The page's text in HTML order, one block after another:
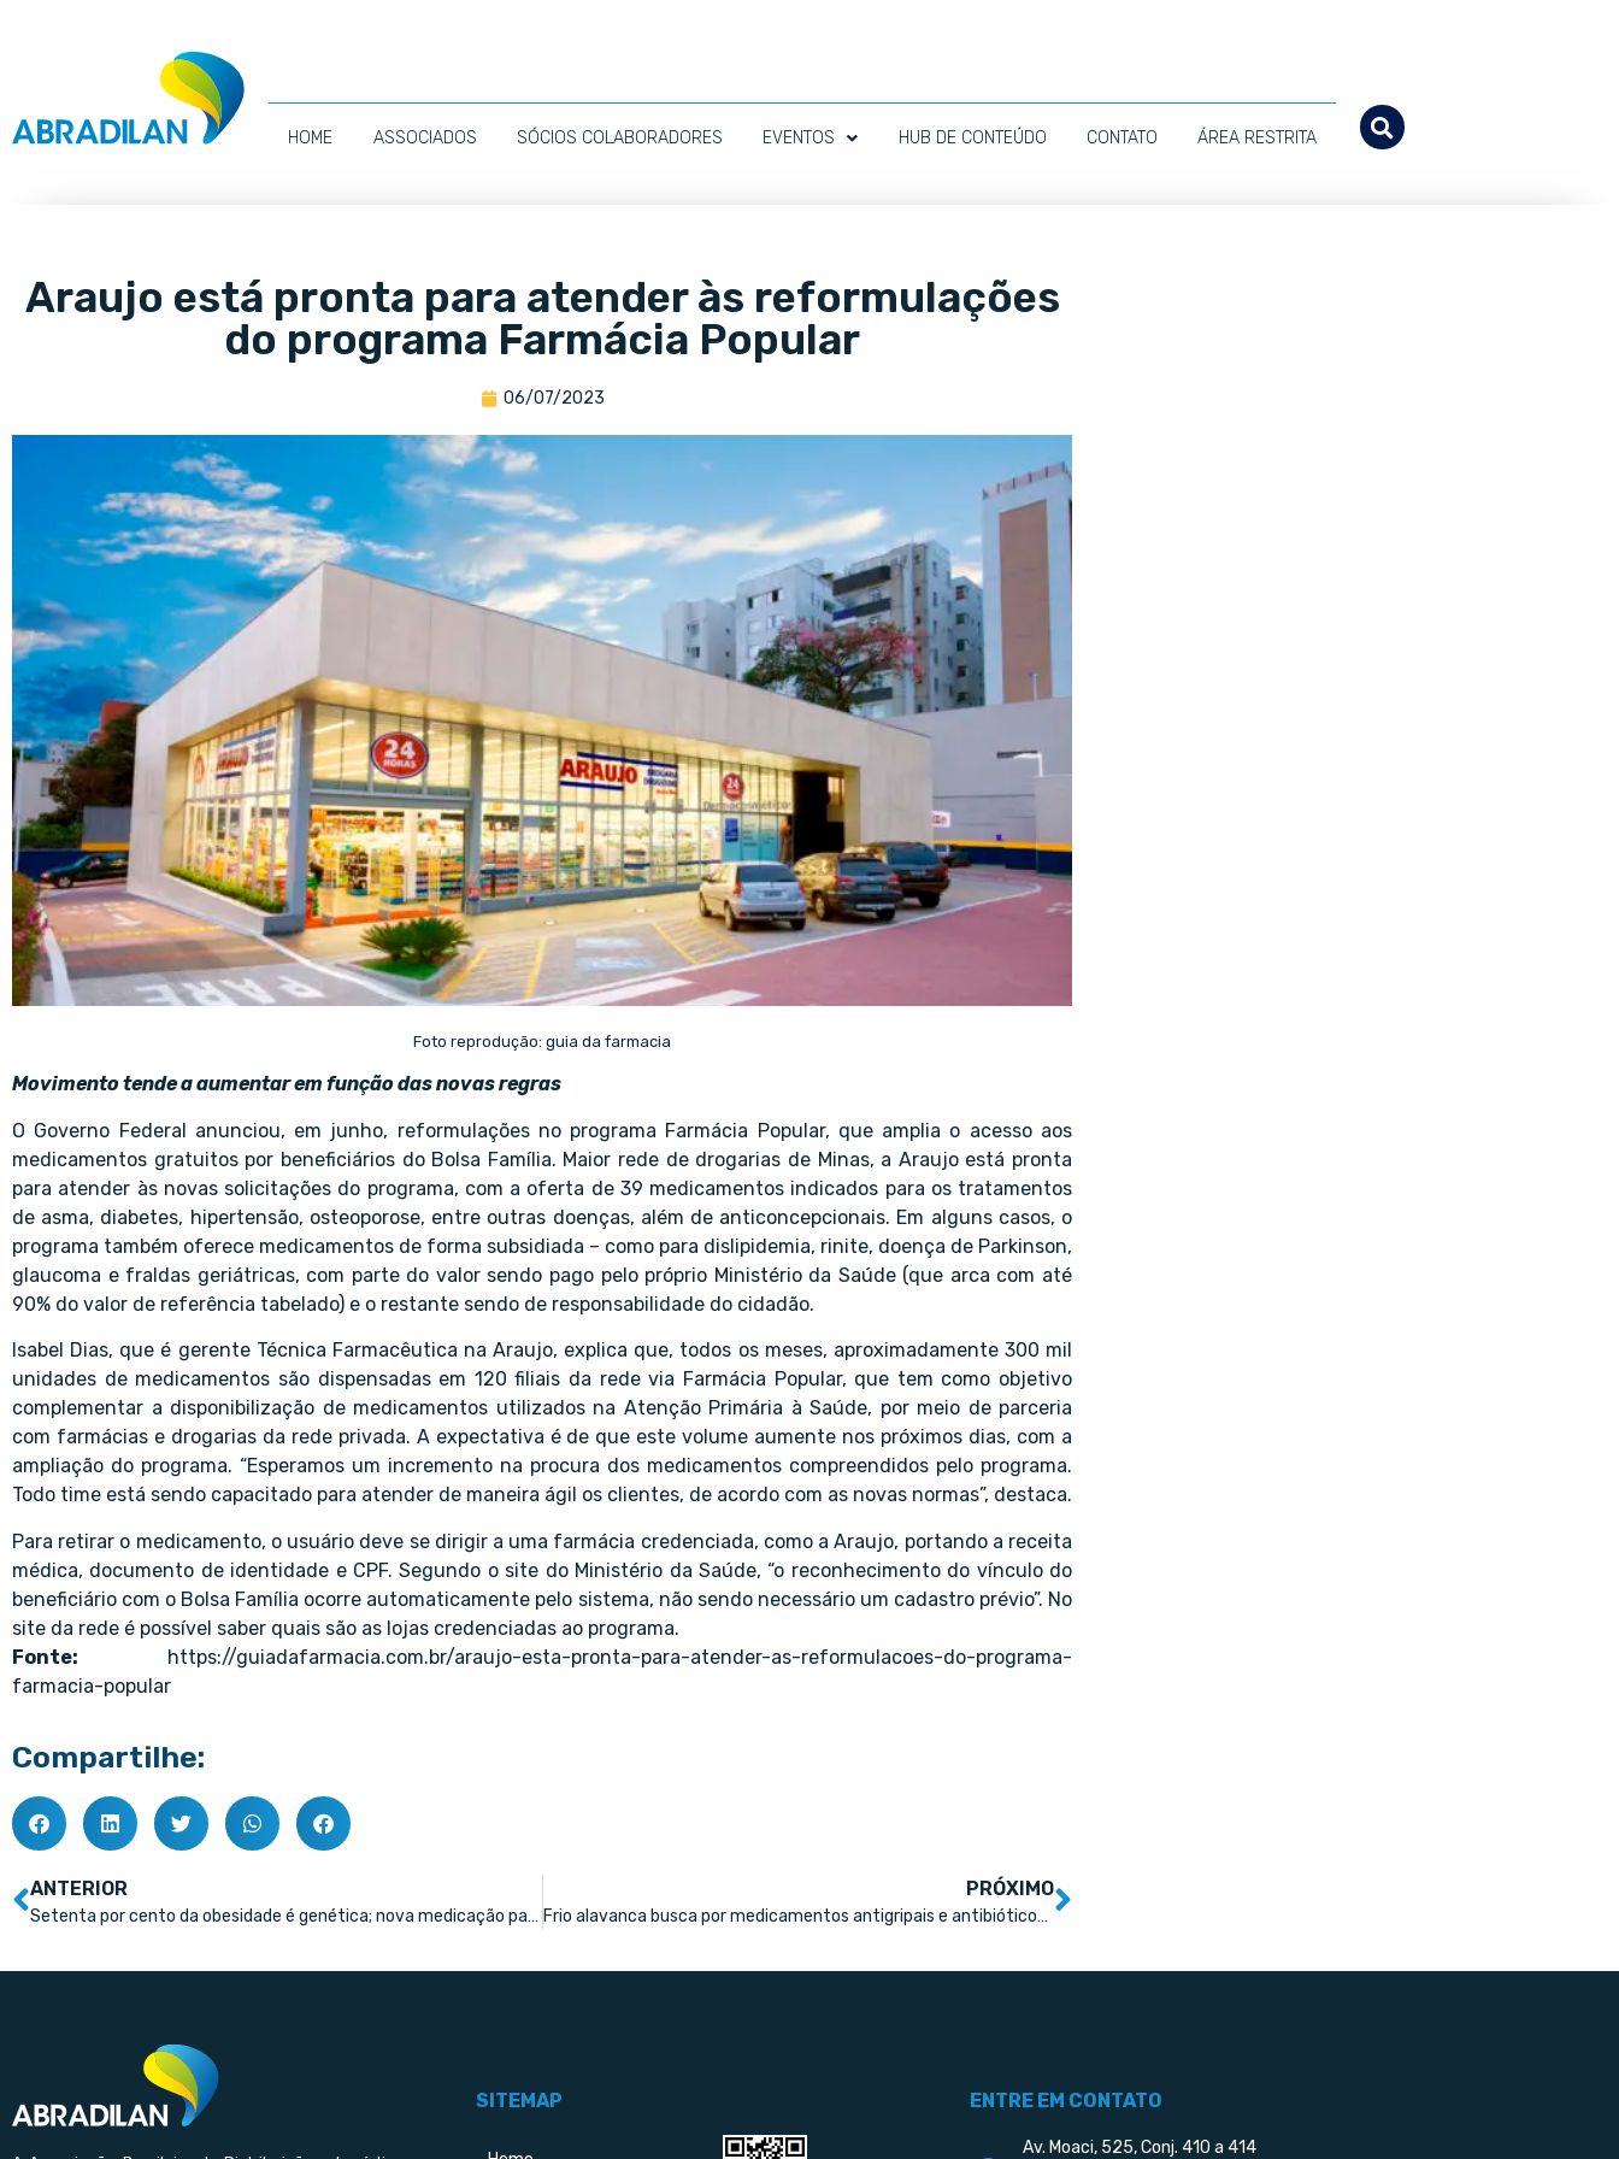
HOME ASSOCIADOS SÓCIOS COLABORADORES EVENTOS HUB DE CONTEÚDO CONTATO ÁREA RESTRITA
Araujo está pronta para atender às reformulações
do programa Farmácia Popular
06/07/2023
Foto reprodução: guia da farmacia
Movimento tende a aumentar em função das novas regras
O Governo Federal anunciou, em junho, reformulações no programa Farmácia Popular, que amplia o acesso aos
medicamentos gratuitos por beneficiários do Bolsa Família. Maior rede de drogarias de Minas, a Araujo está pronta
para atender às novas solicitações do programa, com a oferta de 39 medicamentos indicados para os tratamentos
de asma, diabetes, hipertensão, osteoporose, entre outras doenças, além de anticoncepcionais. Em alguns casos, o
programa também oferece medicamentos de forma subsidiada – como para dislipidemia, rinite, doença de Parkinson,
glaucoma e fraldas geriátricas, com parte do valor sendo pago pelo próprio Ministério da Saúde (que arca com até
90% do valor de referência tabelado) e o restante sendo de responsabilidade do cidadão.
Isabel Dias, que é gerente Técnica Farmacêutica na Araujo, explica que, todos os meses, aproximadamente 300 mil
unidades de medicamentos são dispensadas em 120 filiais da rede via Farmácia Popular, que tem como objetivo
complementar a disponibilização de medicamentos utilizados na Atenção Primária à Saúde, por meio de parceria
com farmácias e drogarias da rede privada. A expectativa é de que este volume aumente nos próximos dias, com a
ampliação do programa. “Esperamos um incremento na procura dos medicamentos compreendidos pelo programa.
Todo time está sendo capacitado para atender de maneira ágil os clientes, de acordo com as novas normas”, destaca.
Para retirar o medicamento, o usuário deve se dirigir a uma farmácia credenciada, como a Araujo, portando a receita
médica, documento de identidade e CPF. Segundo o site do Ministério da Saúde, “o reconhecimento do vínculo do
beneficiário com o Bolsa Família ocorre automaticamente pelo sistema, não sendo necessário um cadastro prévio”. No
site da rede é possível saber quais são as lojas credenciadas ao programa.
Fonte:
https://guiadafarmacia.com.br/araujo-esta-pronta-para-atender-as-reformulacoes-do-programa-
farmacia-popular
Compartilhe:
ANTERIOR
Setenta por cento da obesidade é genética; nova medicação para tratar a doença se mostra promissora
PRÓXIMO
Frio alavanca busca por medicamentos antigripais e antibióticos no Brasil
SITEMAP ENTRE EM CONTATO
Av. Moaci, 525, Conj. 410 a 414